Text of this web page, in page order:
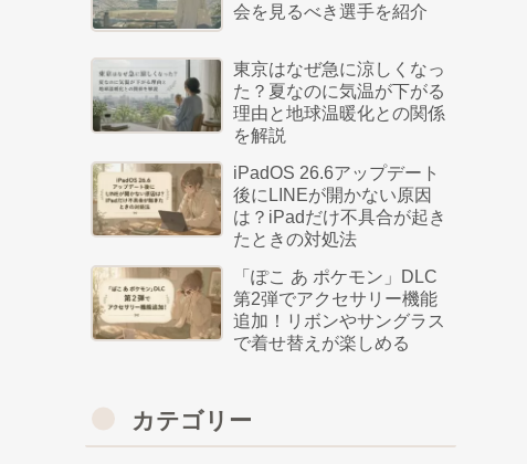
会を見るべき選手を紹介
東京はなぜ急に涼しくなっ
た？夏なのに気温が下がる
理由と地球温暖化との関係
を解説
iPadOS 26.6アップデート
後にLINEが開かない原因
は？iPadだけ不具合が起き
たときの対処法
「ぽこ あ ポケモン」DLC
第2弾でアクセサリー機能
追加！リボンやサングラス
で着せ替えが楽しめる
カテゴリー